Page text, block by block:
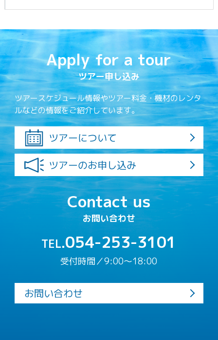
Apply for a tour
ツアー申し込み
ツアースケジュール情報やツアー料金・機材のレンタ
ルなどの情報をご紹介しています。
ツアーについて
ツアーのお申し込み
Contact us
お問い合わせ
TEL.054-253-3101
受付時間／9:00〜18:00
お問い合わせ